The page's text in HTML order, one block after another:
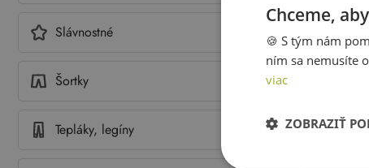
Slávnostné
Šortky
Tepláky, legíny
Chceme,
🍪 S tým nám
ním sa nemusíte
viac
ZOBRAZIŤ